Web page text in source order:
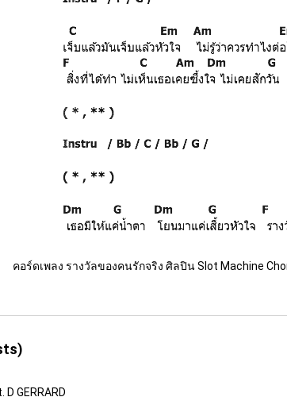
คอร์ดเพลง รางวัลของคนรักจริง ศิลปิน Slot Machine
GERRARD